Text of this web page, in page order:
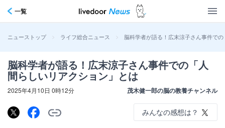
一覧
ニューストップ > ライフ総合ニュース > 脳科学者が語る！広末涼子さん事件で
脳科学者が語る！広末涼子さん事件での「人
間らしいリアクション」とは
2025年4月10日 0時12分 茂木健一郎の脳の教養チャンネル
みんなの感想は？